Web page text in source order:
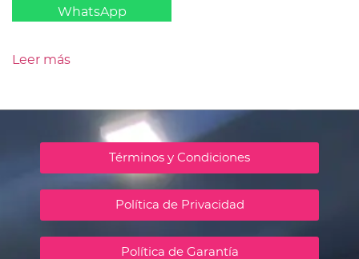
WhatsApp
Leer más
Términos y Condiciones
Política de Privacidad
Política de Garantía